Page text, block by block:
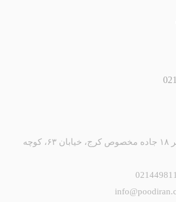
آدرس : تهران، کیلومتر ۱۸ جاده مخصوص کرج، خیابان ۶۳، کوچه